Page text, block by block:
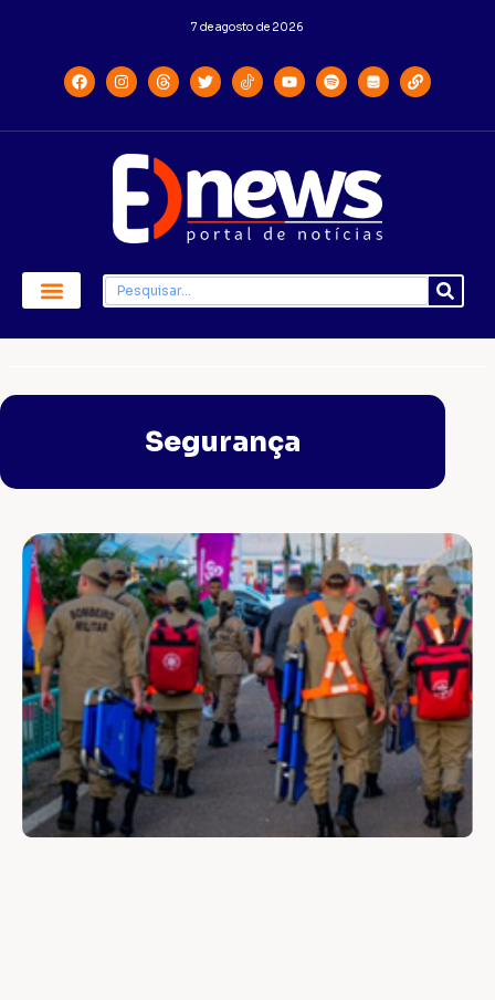
7 de agosto de 2026
Segurança